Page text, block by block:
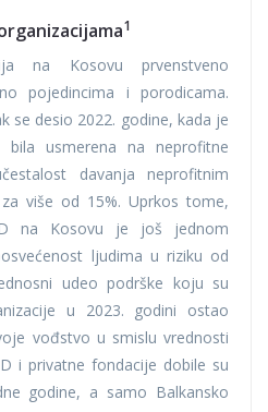
1
na Kosovu prvenstveno
pojedincima i porodicama.
se desio 2022. godine, kada je
bila usmerena na neprofitne
davanja neprofitnim
više od 15%. Uprkos tome,
na Kosovu je još jednom
ljudima u riziku od
udeo podrške koju su
u 2023. godini ostao
vođstvo u smislu vrednosti
i privatne fondacije dobile su
godine, a samo Balkansko